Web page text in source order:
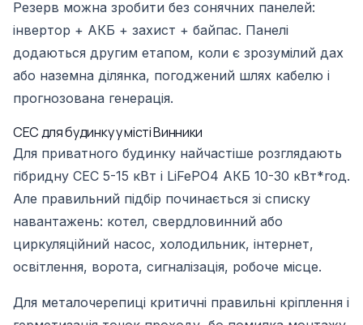
Резерв можна зробити без сонячних панелей:
інвертор + АКБ + захист + байпас. Панелі
додаються другим етапом, коли є зрозумілий дах
або наземна ділянка, погоджений шлях кабелю і
прогнозована генерація.
СЕС для будинку у місті Винники
Для приватного будинку найчастіше розглядають
гібридну СЕС 5-15 кВт і LiFePO4 АКБ 10-30 кВт*год.
Але правильний підбір починається зі списку
навантажень: котел, свердловинний або
циркуляційний насос, холодильник, інтернет,
освітлення, ворота, сигналізація, робоче місце.
Для металочерепиці критичні правильні кріплення і